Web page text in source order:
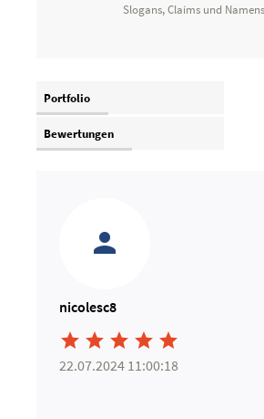
Slogans, Claims und
Portfolio
Bewertungen
nicolesc8
    
22.07.2024 11:00:18